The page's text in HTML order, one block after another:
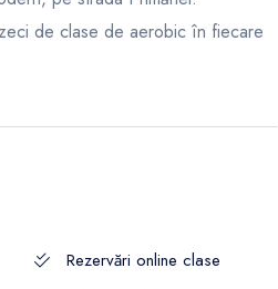
de clase de aerobic în fiecare
Rezervări online clase